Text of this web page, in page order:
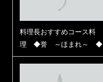
料理長おすすめコース料
理 ◆誉 ～ほまれ～ ◆